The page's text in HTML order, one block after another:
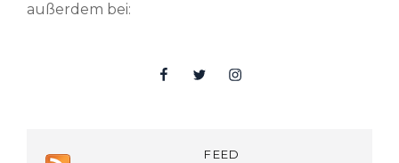
außerdem bei:
FacebookTwitterInsta
FEED